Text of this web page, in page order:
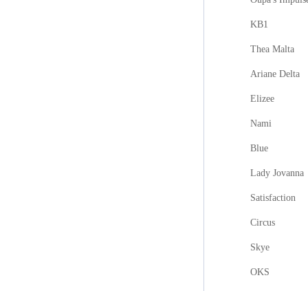
KB1
Thea Malta
Ariane Delta
Elizee
Nami
Blue
Lady Jovanna
Satisfaction
Circus
Skye
OKS